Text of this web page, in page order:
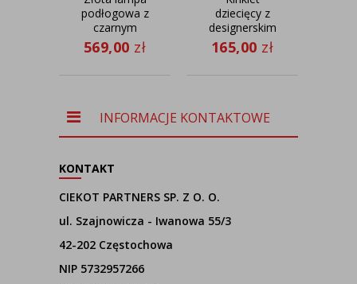
podłogowa z
czarnym
abażurem ze
złotym
569,00 zł
dziecięcy z
designerskim
abażurem
TURYN
165,00 zł
INFORMACJE KONTAKTOWE
KONTAKT
CIEKOT PARTNERS SP. Z O. O.
ul. Szajnowicza - Iwanowa 55/3
42-202 Częstochowa
NIP 5732957266